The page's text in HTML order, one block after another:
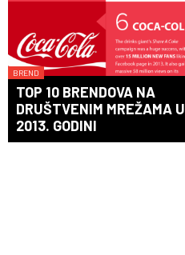
BREND
TOP 10 BRENDOVA NA
DRUŠTVENIM MREŽAMA U
2013. GODINI